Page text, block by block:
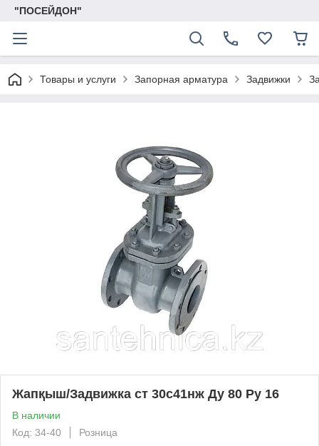
"ПОСЕЙДОН"
Товары и услуги Запорная арматура Задвижки
Жапқыш/Задвижка ст 30с41нж Ду 80 Ру 16
В наличии
Код: 34-40
Розница